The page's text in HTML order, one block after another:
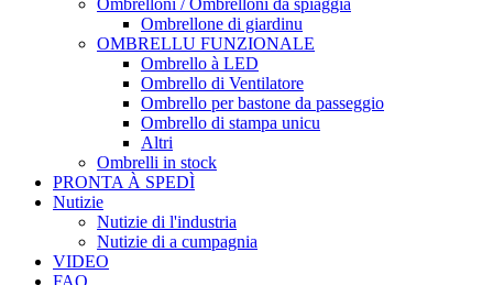
Ombrelloni / Ombrelloni da spiaggia
Ombrellone di giardinu
OMBRELLU FUNZIONALE
Ombrello à LED
Ombrello di Ventilatore
Ombrello per bastone da passeggio
Ombrello di stampa unicu
Altri
Ombrelli in stock
PRONTA À SPEDÌ
Nutizie
Nutizie di l'industria
Nutizie di a cumpagnia
VIDEO
FAQ